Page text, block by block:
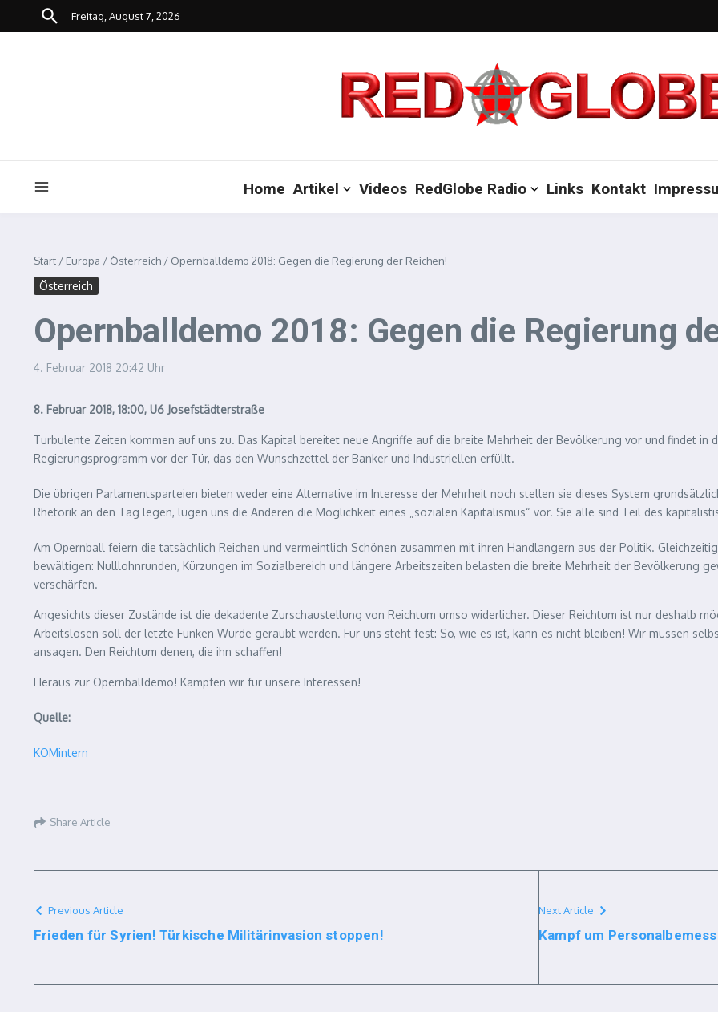
Zum Inhalt springen
Freitag, August 7, 2026
Home Artikel Videos RedGlobe Radio Links Kontakt
Start / Europa / Österreich / Opernballdemo 2018: Gegen die Regierung der Reichen!
Österreich
Opernballdemo 2018: Gegen die Regierung
4. Februar 2018 20:42 Uhr
8. Februar 2018, 18:00, U6 Josefstädterstraße
Turbulente Zeiten kommen auf uns zu. Das Kapital bereitet neue Angriffe auf die breite Mehrheit der Bevölkerung vor und findet in
Regierungsprogramm vor der Tür, das den Wunschzettel der Banker und Industriellen erfüllt.
Die übrigen Parlamentsparteien bieten weder eine Alternative im Interesse der Mehrheit noch stellen sie dieses System
Rhetorik an den Tag legen, lügen uns die Anderen die Möglichkeit eines „sozialen Kapitalismus“ vor. Sie alle sind Teil des
Am Opernball feiern die tatsächlich Reichen und vermeintlich Schönen zusammen mit ihren Handlangern aus der Politik.
bewältigen: Nulllohnrunden, Kürzungen im Sozialbereich und längere Arbeitszeiten belasten die breite Mehrheit der Bevölkerung
verschärfen.
Angesichts dieser Zustände ist die dekadente Zurschaustellung von Reichtum umso widerlicher. Dieser Reichtum ist nur deshalb
Arbeitslosen soll der letzte Funken Würde geraubt werden. Für uns steht fest: So, wie es ist, kann es nicht bleiben! Wir müssen
ansagen. Den Reichtum denen, die ihn schaffen!
Heraus zur Opernballdemo! Kämpfen wir für unsere Interessen!
Quelle:
KOMintern
Share Article
Previous Article
Frieden für Syrien! Türkische Militärinvasion stoppen!
Next Article
Kampf um